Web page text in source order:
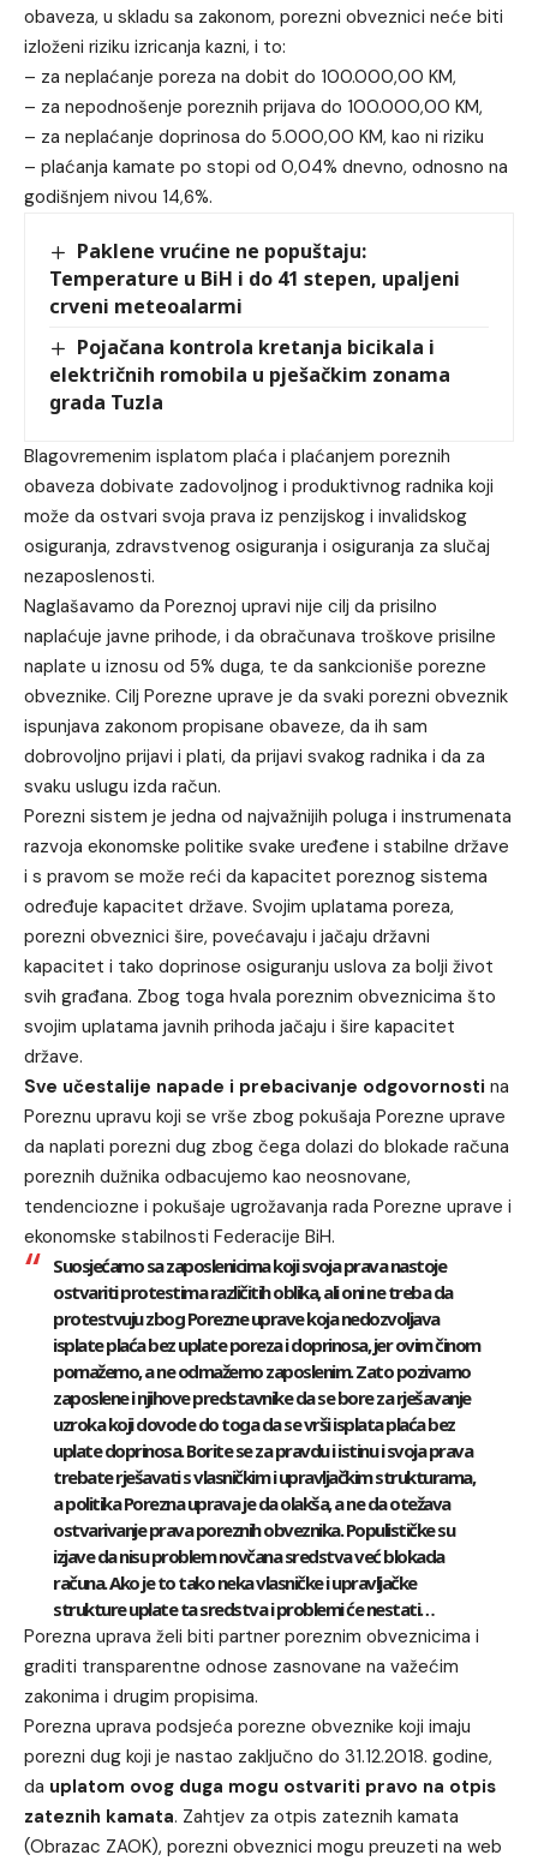
obaveza, u skladu sa zakonom, porezni obveznici neće biti
izloženi riziku izricanja kazni, i to:
– za neplaćanje poreza na dobit do 100.000,00 KM,
– za nepodnošenje poreznih prijava do 100.000,00 KM,
– za neplaćanje doprinosa do 5.000,00 KM, kao ni riziku
– plaćanja kamate po stopi od 0,04% dnevno, odnosno na
godišnjem nivou 14,6%.
Paklene vrućine ne popuštaju:
Temperature u BiH i do 41 stepen, upaljeni
crveni meteoalarmi
Pojačana kontrola kretanja bicikala i
električnih romobila u pješačkim zonama
grada Tuzla
Blagovremenim isplatom plaća i plaćanjem poreznih
obaveza dobivate zadovoljnog i produktivnog radnika koji
može da ostvari svoja prava iz penzijskog i invalidskog
osiguranja, zdravstvenog osiguranja i osiguranja za slučaj
nezaposlenosti.
Naglašavamo da Poreznoj upravi nije cilj da prisilno
naplaćuje javne prihode, i da obračunava troškove prisilne
naplate u iznosu od 5% duga, te da sankcioniše porezne
obveznike. Cilj Porezne uprave je da svaki porezni obveznik
ispunjava zakonom propisane obaveze, da ih sam
dobrovoljno prijavi i plati, da prijavi svakog radnika i da za
svaku uslugu izda račun.
Porezni sistem je jedna od najvažnijih poluga i instrumenata
razvoja ekonomske politike svake uređene i stabilne države
i s pravom se može reći da kapacitet poreznog sistema
određuje kapacitet države. Svojim uplatama poreza,
porezni obveznici šire, povećavaju i jačaju državni
kapacitet i tako doprinose osiguranju uslova za bolji život
svih građana. Zbog toga hvala poreznim obveznicima što
svojim uplatama javnih prihoda jačaju i šire kapacitet
države.
Sve učestalije napade i prebacivanje odgovornosti na
Poreznu upravu koji se vrše zbog pokušaja Porezne uprave
da naplati porezni dug zbog čega dolazi do blokade računa
poreznih dužnika odbacujemo kao neosnovane,
tendenciozne i pokušaje ugrožavanja rada Porezne uprave i
ekonomske stabilnosti Federacije BiH.
Suosjećamo sa zaposlenicima koji svoja prava nastoje
ostvariti protestima različitih oblika, ali oni ne treba da
protestvujuzbog Porezne uprave koja nedozvoljava
isplate plaća bez uplate poreza i doprinosa, jer ovim činom
pomažemo, a ne odmažemo zaposlenim. Zato pozivamo
zaposlene i njihove predstavnike da se bore za rješavanje
uzroka koji dovode do toga da se vrši isplata plaća bez
uplate doprinosa. Borite se za pravdu i istinu i svoja prava
trebate rješavati s vlasničkim i upravljačkim strukturama,
a politika Porezna uprava je da olakša, a ne da otežava
ostvarivanje prava poreznih obveznika. Populističke su
izjave da nisu problem novčana sredstva već blokada
računa. Ako je to tako neka vlasničke i upravljačke
strukture uplate ta sredstva i problemi će nestati…
Porezna uprava želi biti partner poreznim obveznicima i
graditi transparentne odnose zasnovane na važećim
zakonima i drugim propisima.
Porezna uprava podsjeća porezne obveznike koji imaju
porezni dug koji je nastao zaključno do 31.12.2018. godine,
da uplatom ovog duga mogu ostvariti pravo na otpis
zateznih kamata. Zahtjev za otpis zateznih kamata
(Obrazac ZAOK), porezni obveznici mogu preuzeti na web